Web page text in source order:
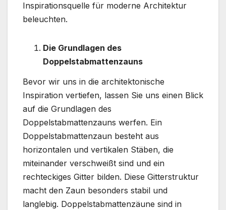
Inspirationsquelle für moderne Architektur
beleuchten.
Die Grundlagen des
Doppelstabmattenzauns
Bevor wir uns in die architektonische
Inspiration vertiefen, lassen Sie uns einen Blick
auf die Grundlagen des
Doppelstabmattenzauns werfen. Ein
Doppelstabmattenzaun besteht aus
horizontalen und vertikalen Stäben, die
miteinander verschweißt sind und ein
rechteckiges Gitter bilden. Diese Gitterstruktur
macht den Zaun besonders stabil und
langlebig. Doppelstabmattenzäune sind in